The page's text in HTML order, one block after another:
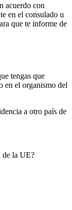
acuerdo con
en el consulado u
que te informe de
tengas que
en el organismo del
a otro país de
de la UE?